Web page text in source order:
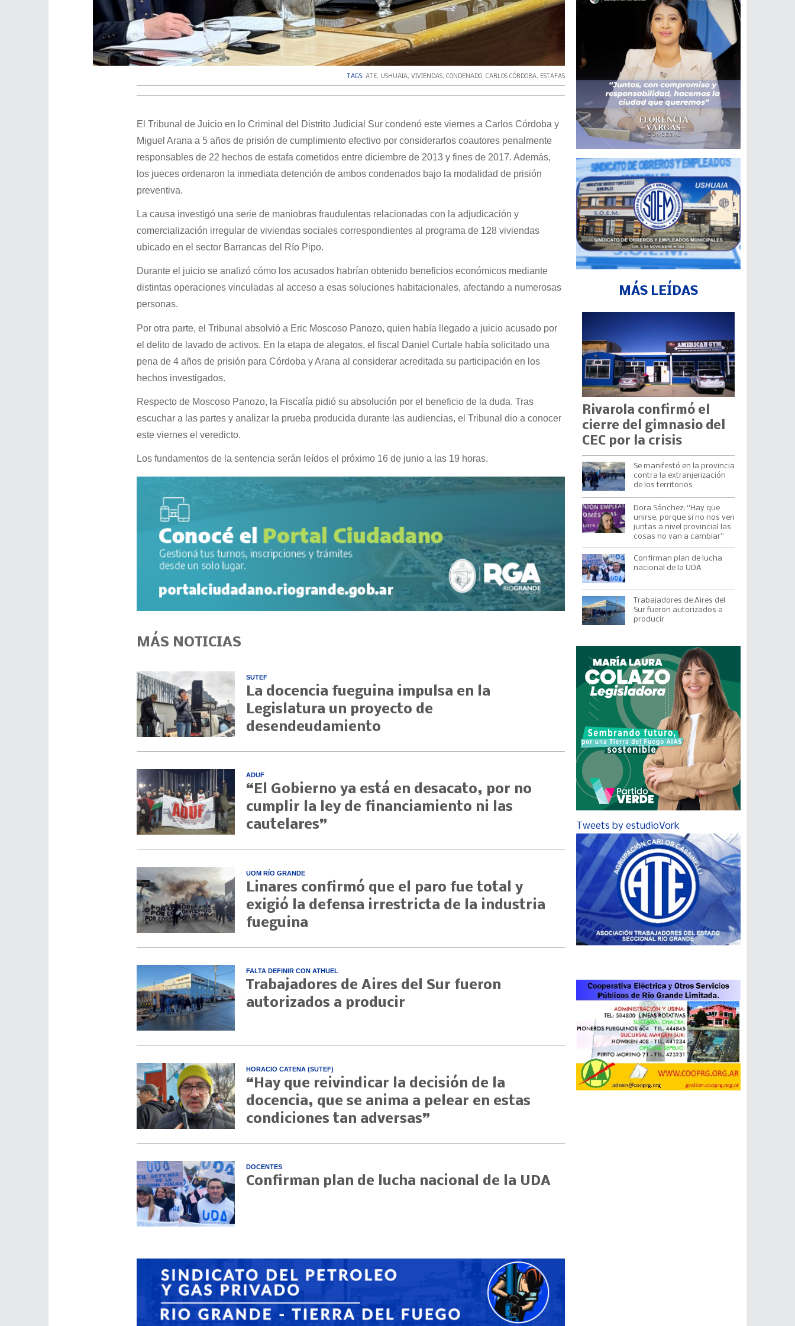
TAGS: ATE, USHUAIA, VIVIENDAS, CONDENADO, CARLOS CÓRDOBA, ESTAFAS
El Tribunal de Juicio en lo Criminal del Distrito Judicial Sur condenó este viernes a Carlos Córdoba y
Miguel Arana a 5 años de prisión de cumplimiento efectivo por considerarlos coautores penalmente
responsables de 22 hechos de estafa cometidos entre diciembre de 2013 y fines de 2017. Además,
los jueces ordenaron la inmediata detención de ambos condenados bajo la modalidad de prisión
preventiva.
La causa investigó una serie de maniobras fraudulentas relacionadas con la adjudicación y
comercialización irregular de viviendas sociales correspondientes al programa de 128 viviendas
ubicado en el sector Barrancas del Río Pipo.
Durante el juicio se analizó cómo los acusados habrían obtenido beneficios económicos mediante
distintas operaciones vinculadas al acceso a esas soluciones habitacionales, afectando a numerosas
personas.
Por otra parte, el Tribunal absolvió a Eric Moscoso Panozo, quien había llegado a juicio acusado por
el delito de lavado de activos. En la etapa de alegatos, el fiscal Daniel Curtale había solicitado una
pena de 4 años de prisión para Córdoba y Arana al considerar acreditada su participación en los
hechos investigados.
Respecto de Moscoso Panozo, la Fiscalía pidió su absolución por el beneficio de la duda. Tras
escuchar a las partes y analizar la prueba producida durante las audiencias, el Tribunal dio a conocer
este viernes el veredicto.
Los fundamentos de la sentencia serán leídos el próximo 16 de junio a las 19 horas.
MÁS NOTICIAS
SUTEF
La docencia fueguina impulsa en la
Legislatura un proyecto de
desendeudamiento
ADUF
“El Gobierno ya está en desacato, por no
cumplir la ley de financiamiento ni las
cautelares”
UOM RÍO GRANDE
Linares confirmó que el paro fue total y
exigió la defensa irrestricta de la industria
fueguina
FALTA DEFINIR CON ATHUEL
Trabajadores de Aires del Sur fueron
autorizados a producir
HORACIO CATENA (SUTEF)
“Hay que reivindicar la decisión de la
docencia, que se anima a pelear en estas
condiciones tan adversas”
DOCENTES
Confirman plan de lucha nacional de la UDA
MÁS LEÍDAS
Rivarola confirmó el
cierre del gimnasio del
CEC por la crisis
Se manifestó en la provincia
contra la extranjerización
de los territorios
Dora Sánchez: “Hay que
unirse, porque si no nos ven
juntas a nivel provincial las
cosas no van a cambiar”
Confirman plan de lucha
nacional de la UDA
Trabajadores de Aires del
Sur fueron autorizados a
producir
Tweets by estudioVork